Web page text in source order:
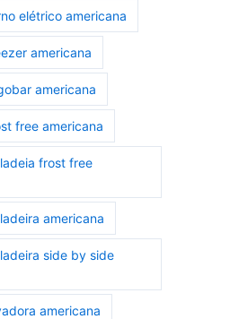
elétrico americana
americana
americana
free americana
frost free
americana
side by side
americana